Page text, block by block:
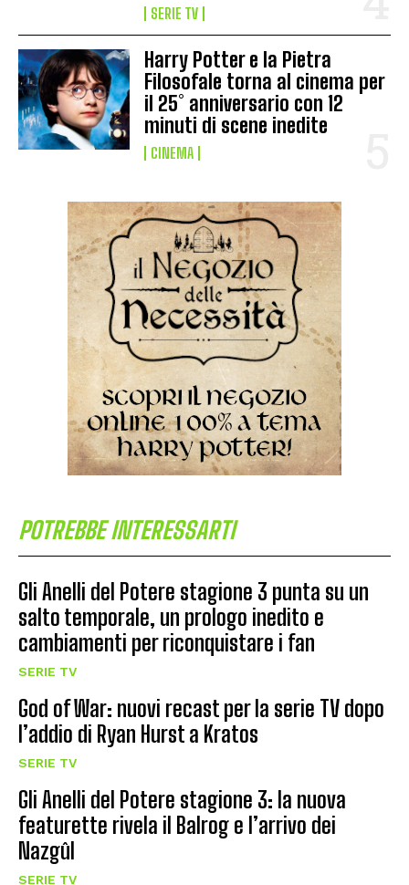
SERIE TV
Harry Potter e la Pietra
Filosofale torna al cinema per
il 25° anniversario con 12
minuti di scene inedite
CINEMA
POTREBBE INTERESSARTI
Gli Anelli del Potere stagione 3 punta su un
salto temporale, un prologo inedito e
cambiamenti per riconquistare i fan
SERIE TV
God of War: nuovi recast per la serie TV dopo
l’addio di Ryan Hurst a Kratos
SERIE TV
Gli Anelli del Potere stagione 3: la nuova
featurette rivela il Balrog e l’arrivo dei
Nazgûl
SERIE TV